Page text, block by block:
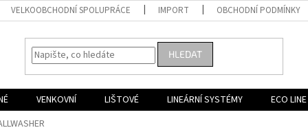
VELKOOBCHODNÍ SPOLUPRÁCE IMPORT OBCHODNÍ PODMÍNKY
HLEDAT
VENKOVNÍ LIŠTOVÉ LINEÁRNÍ SYSTÉMY ECO LINE